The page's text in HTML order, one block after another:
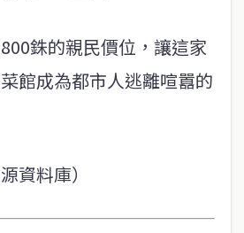
銖的親民價位，讓這家
館成為都市人逃離喧囂的
資料庫）